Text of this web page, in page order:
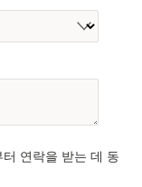
연락을 받는 데 동